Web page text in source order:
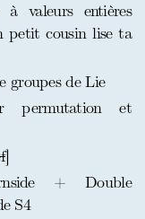
valeurs entières
petit cousin lise ta
groupes de Lie
permutation et
]
+ Double
S4